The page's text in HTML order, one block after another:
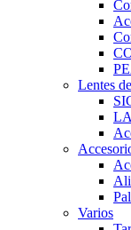
Lentes
Varios